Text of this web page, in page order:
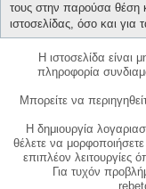
τους στην παρούσα θέση
ιστοσελίδας, όσο και για
Η ιστοσελίδα είναι
πληροφορία
Μπορείτε να
Η δημιουργία
θέλετε να
επιπλέον λειτουργίες
Για τυχόν